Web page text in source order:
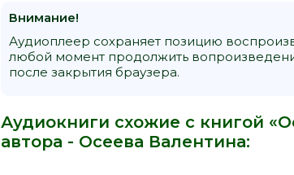
Внимание!
Аудиоплеер сохраняет позицию
любой момент продолжить
после закрытия браузера.
Аудиокниги схожие с книгой
автора - Осеева Валентина: